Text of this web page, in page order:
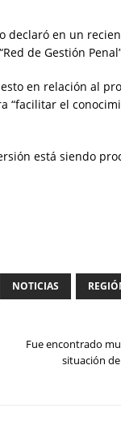
declaró en un
de Gestión
en relación al
el
está siendo
NOTICIAS
Fue encontrado
situación